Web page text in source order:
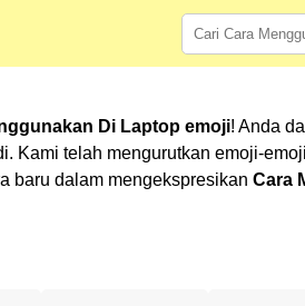
Di Laptop emoji! Anda
Kami telah mengurutkan emoji-
baru dalam mengekspresikan Cara